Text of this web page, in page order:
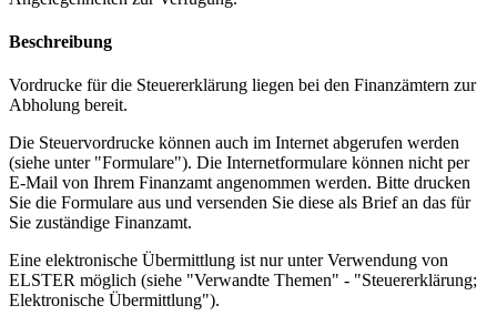
Beschreibung
Vordrucke für die Steuererklärung liegen bei den Finanzämtern zur
Abholung bereit.
Die Steuervordrucke können auch im Internet abgerufen werden
(siehe unter "Formulare"). Die Internetformulare können nicht per
E-Mail von Ihrem Finanzamt angenommen werden. Bitte drucken
Sie die Formulare aus und versenden Sie diese als Brief an das für
Sie zuständige Finanzamt.
Eine elektronische Übermittlung ist nur unter Verwendung von
ELSTER möglich (siehe "Verwandte Themen" - "Steuererklärung;
Elektronische Übermittlung").